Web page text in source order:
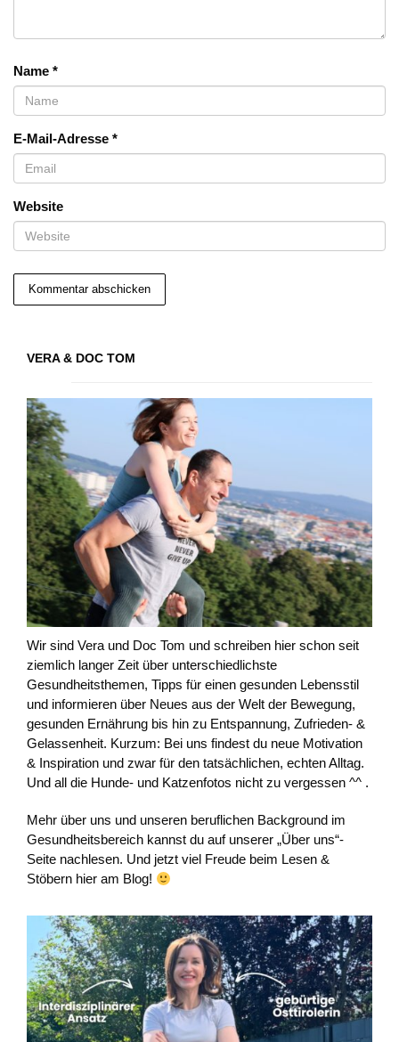
Name *
E-Mail-Adresse *
Website
VERA & DOC TOM
Wir sind Vera und Doc Tom und schreiben hier schon seit
ziemlich langer Zeit über unterschiedlichste
Gesundheitsthemen, Tipps für einen gesunden Lebensstil
und informieren über Neues aus der Welt der Bewegung,
gesunden Ernährung bis hin zu Entspannung, Zufrieden- &
Gelassenheit. Kurzum: Bei uns findest du neue Motivation
& Inspiration und zwar für den tatsächlichen, echten Alltag.
Und all die Hunde- und Katzenfotos nicht zu vergessen ^^ .
Mehr über uns und unseren beruflichen Background im
Gesundheitsbereich kannst du auf unserer „Über uns“-
Seite nachlesen. Und jetzt viel Freude beim Lesen &
Stöbern hier am Blog!